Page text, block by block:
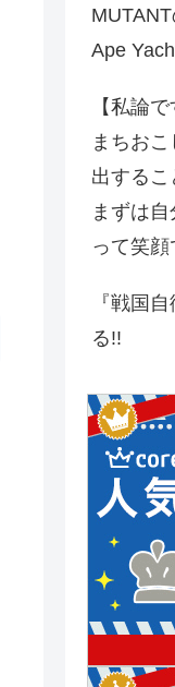
Ape
【私論
まちお
出する
まずは
って笑顔
『戦国
る!!